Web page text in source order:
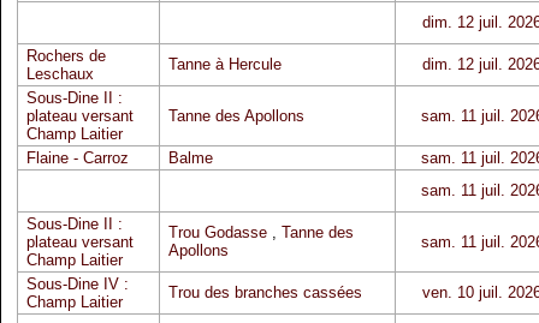
dim. 12 juil.
Rochers de
Leschaux
Tanne à Hercule
dim. 12 juil.
Sous-Dine II :
plateau versant
Champ Laitier
Tanne des Apollons sam. 11 juil.
Flaine - Carroz Balme
sam. 11 juil.
sam. 11 juil.
Sous-Dine II :
plateau versant
Champ Laitier
Trou Godasse, Tanne des
Apollons
sam. 11 juil.
Sous-Dine IV :
Champ Laitier
Trou des branches cassées ven. 10 juil.